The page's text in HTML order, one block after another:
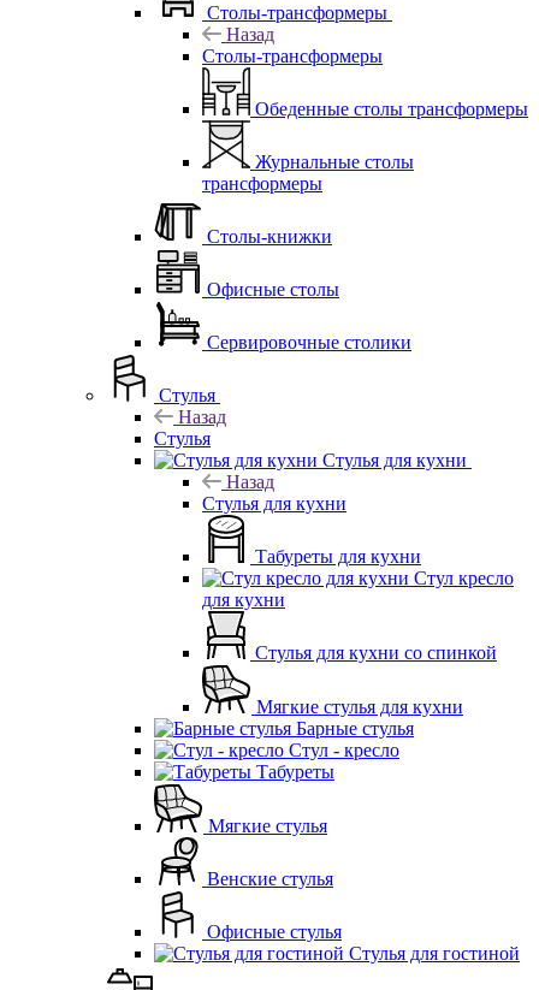
Столы-трансформеры
Назад
Столы-трансформеры
Обеденные столы трансформеры
Журнальные столы
трансформеры
Столы-книжки
Офисные столы
Сервировочные столики
Стулья
Назад
Стулья
Стулья для кухни
Назад
Стулья для кухни
Табуреты для кухни
Стул кресло
для кухни
Стулья для кухни со спинкой
Мягкие стулья для кухни
Барные стулья
Стул - кресло
Табуреты
Мягкие стулья
Венские стулья
Офисные стулья
Стулья для гостиной